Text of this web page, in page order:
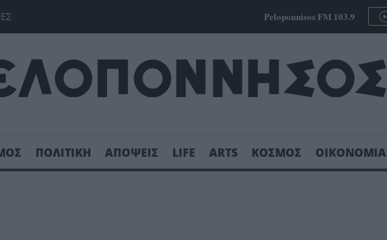
Peloponnisos FM 103.9
ΠΟΛΙΤΙΚΗ ΑΠΟΨΕΙΣ LIFE ARTS ΚΟΣΜΟΣ ΟΙΚΟΝΟΜΙΑ